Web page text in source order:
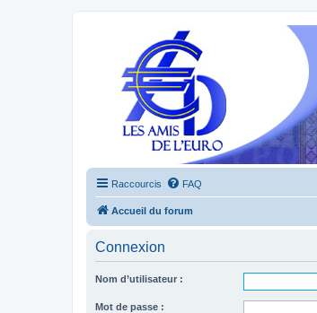
Raccourcis FAQ
Accueil du forum
Connexion
Nom d’utilisateur :
Mot de passe :